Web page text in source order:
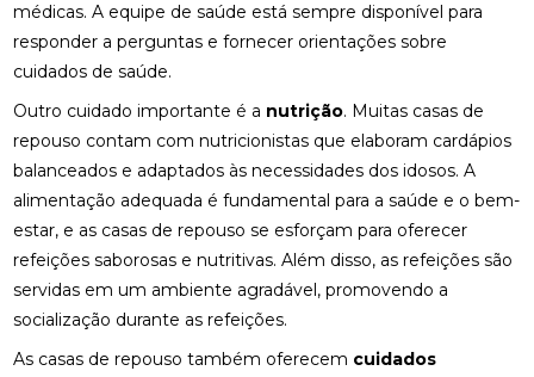
médicas. A equipe de saúde está sempre disponível para
responder a perguntas e fornecer orientações sobre
cuidados de saúde.
Outro cuidado importante é a nutrição. Muitas casas de
repouso contam com nutricionistas que elaboram cardápios
balanceados e adaptados às necessidades dos idosos. A
alimentação adequada é fundamental para a saúde e o bem-
estar, e as casas de repouso se esforçam para oferecer
refeições saborosas e nutritivas. Além disso, as refeições são
servidas em um ambiente agradável, promovendo a
socialização durante as refeições.
As casas de repouso também oferecem cuidados